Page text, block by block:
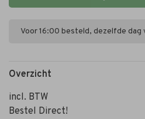
Voor 16:00 besteld, dezelfde dag
Overzicht
incl. BTW
Bestel Direct!